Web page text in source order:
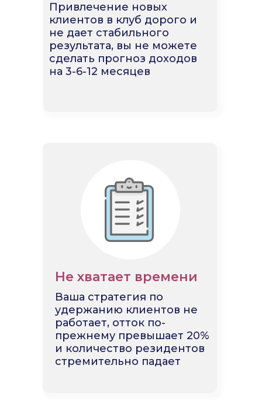
Ваша стратегия по
удержанию клиентов не
работает, отток по-
прежнему превышает 20%
и количество резидентов
стремительно падает
Привлечение новых
клиентов в клуб дорого и
не дает стабильного
результата, вы не можете
сделать прогноз доходов
на 3-6-12 месяцев
Не хватает времени